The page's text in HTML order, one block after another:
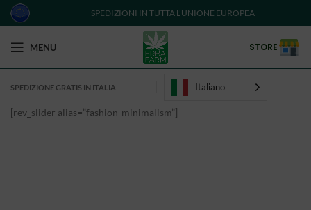
SPEDIZIONI IN TUTTA L'UNIONE EUROPEA
MENU STORE
SPEDIZIONE GRATIS IN ITALIA Italiano
[rev_slider alias=”fashion-minimalism”]